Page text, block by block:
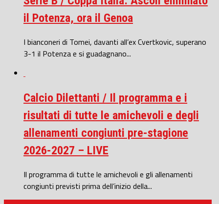
il Potenza, ora il Genoa
I bianconeri di Tomei, davanti all’ex Cvertkovic, superano
3-1 il Potenza e si guadagnano...
Calcio Dilettanti / Il programma e i
risultati di tutte le amichevoli e degli
allenamenti congiunti pre-stagione
2026-2027 – LIVE
Il programma di tutte le amichevoli e gli allenamenti
congiunti previsti prima dell’inizio della...